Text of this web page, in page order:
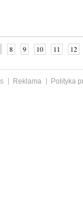
8 9 10 11 12
Reklama
Polityka